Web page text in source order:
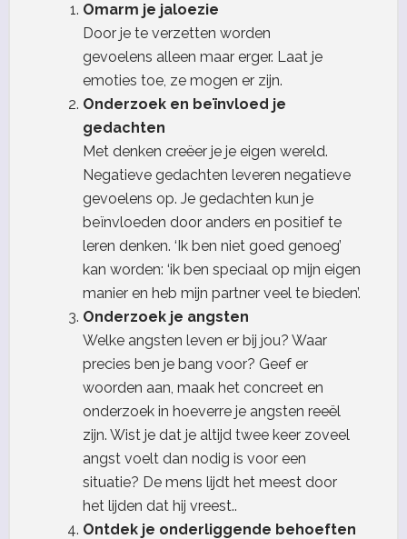
Omarm je jaloezie
Door je te verzetten worden
gevoelens alleen maar erger. Laat je
emoties toe, ze mogen er zijn.
Onderzoek en beïnvloed je
gedachten
Met denken creëer je je eigen wereld.
Negatieve gedachten leveren negatieve
gevoelens op. Je gedachten kun je
beïnvloeden door anders en positief te
leren denken. ‘Ik ben niet goed genoeg’
kan worden: ‘ik ben speciaal op mijn eigen
manier en heb mijn partner veel te bieden’.
Onderzoek je angsten
Welke angsten leven er bij jou? Waar
precies ben je bang voor? Geef er
woorden aan, maak het concreet en
onderzoek in hoeverre je angsten reeël
zijn. Wist je dat je altijd twee keer zoveel
angst voelt dan nodig is voor een
situatie? De mens lijdt het meest door
het lijden dat hij vreest..
Ontdek je onderliggende behoeften